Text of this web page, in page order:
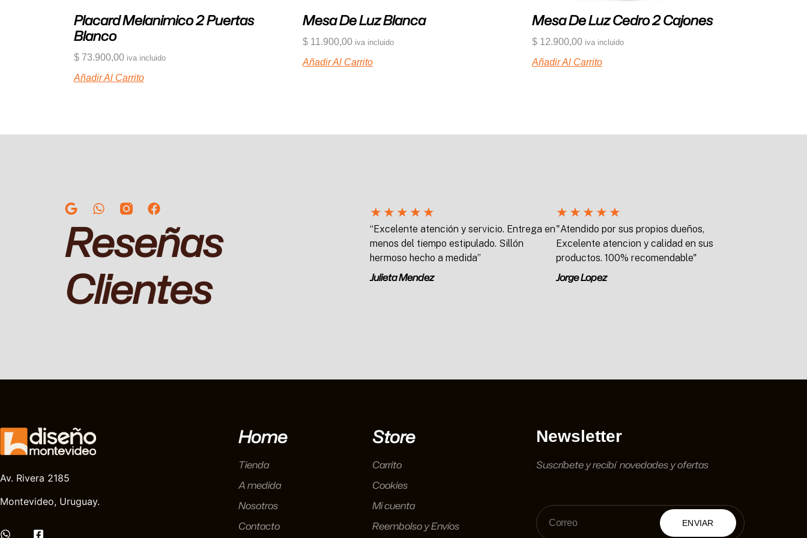
Placard Melanimico 2 Puertas
Blanco
$73.900,00 iva incluido
Añadir Al Carrito
Mesa De Luz Blanca
$ 11.900,00 iva incluido
Añadir Al Carrito
Mesa De Luz Cedro 2 Cajones
$12.900,00 iva incluido
Añadir Al Carrito
Reseñas
Clientes
★ ★ ★ ★ ★
“Excelente atención y servicio. Entrega en
menos del tiempo estipulado. Sillón
hermoso hecho a medida”
Julieta Mendez
★ ★ ★ ★ ★
"Atendido por sus propios dueños,
Excelente atencion y calidad en sus
productos. 100% recomendable"
Jorge Lopez
Av. Rivera 2185
Montevideo, Uruguay.
Home
Tienda
A medida
Nosotros
Contacto
Store
Carrito
Cookies
Mi cuenta
Reembolso y Envíos
Newsletter
Suscríbete y recibí novedades y ofertas
ENVIAR